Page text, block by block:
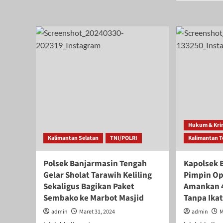
Terbaik
Amuntai
Siap
di
Kalimantan Selatan TNI/POLRI
Polsek Banjarmasin Tengah
Gelar Sholat Tarawih Keliling
Sekaligus Bagikan Paket
Sembako ke Marbot Masjid
admin
Maret 31, 2024
Hukum &
Kalimantan
Kapolsek
Pimpin
Amankan
Tanpa
admin